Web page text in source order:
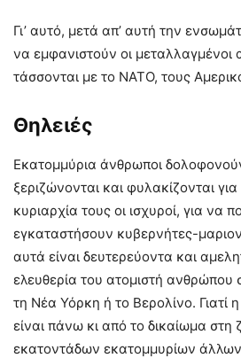
Γι’ αυτό, μετά απ’ αυτή την
να εμφανιστούν οι μεταλλαγμένοι
τάσσονται με το ΝΑΤΟ, τους
Θηλειές
Εκατομμύρια άνθρωποι
ξεριζώνονται και φυλακίζονται
κυριαρχία τους οι ισχυροί, για να
εγκαταστήσουν κυβερνήτες-
αυτά είναι δευτερεύοντα και
ελευθερία του ατομιστή ανθρώπου
τη Νέα Υόρκη ή το Βερολίνο. Γιατί
είναι πάνω κι από το δικαίωμα
εκατοντάδων εκατομμυρίων